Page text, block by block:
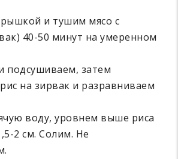
и тушим мясо с
40-50 минут на умеренном
подсушиваем, затем
на зирвак и разравниваем
воду, уровнем выше риса
2 см. Солим. Не